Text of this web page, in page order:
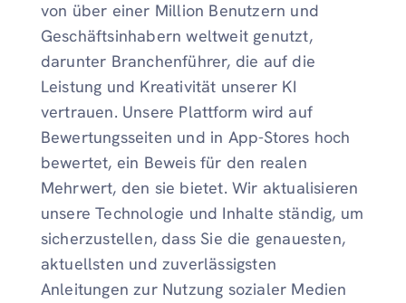
von über einer Million Benutzern und
Geschäftsinhabern weltweit genutzt,
darunter Branchenführer, die auf die
Leistung und Kreativität unserer KI
vertrauen. Unsere Plattform wird auf
Bewertungsseiten und in App-Stores hoch
bewertet, ein Beweis für den realen
Mehrwert, den sie bietet. Wir aktualisieren
unsere Technologie und Inhalte ständig, um
sicherzustellen, dass Sie die genauesten,
aktuellsten und zuverlässigsten
Anleitungen zur Nutzung sozialer Medien